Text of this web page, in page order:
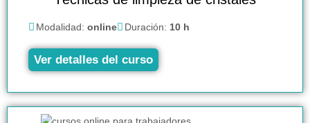
Modalidad: online Duración: 10 h
Ver detalles del curso